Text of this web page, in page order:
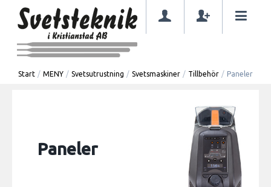
Start / MENY / Svetsutrustning / Svetsmaskiner / Tillbehör / Paneler
Paneler